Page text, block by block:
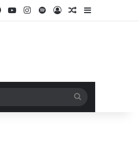
Facebook
YouTubeInstagram
SpotifyLog InRandom Article
Sidebar